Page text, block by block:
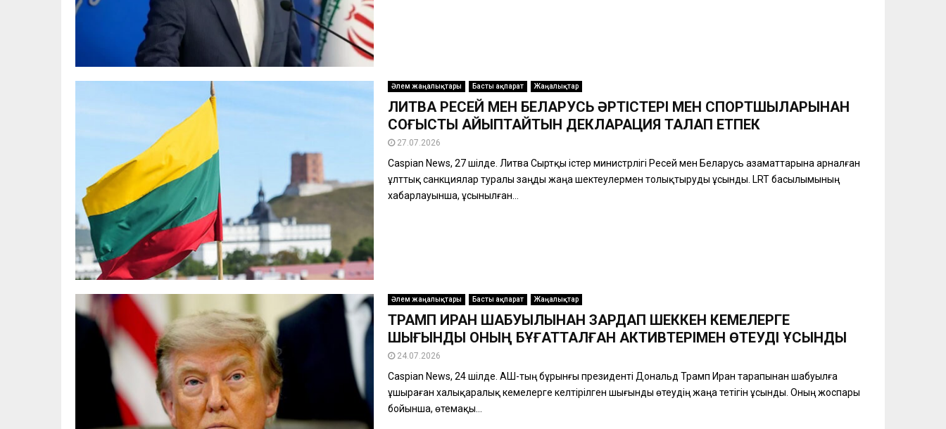
Әлем жаңалықтары Басты ақпарат Жаңалықтар
ЛИТВА РЕСЕЙ МЕН БЕЛАРУСЬ ӘРТІСТЕРІ МЕН СПОРТШЫЛАРЫНАН
СОҒЫСТЫ АЙЫПТАЙТЫН ДЕКЛАРАЦИЯ ТАЛАП ЕТПЕК
27.07.2026
Caspian News, 27 шілде. Литва Сыртқы істер министрлігі Ресей мен Беларусь азаматтарына арналған
ұлттық санкциялар туралы заңды жаңа шектеулермен толықтыруды ұсынды. LRT басылымының
хабарлауынша, ұсынылған...
Әлем жаңалықтары Басты ақпарат Жаңалықтар
ТРАМП ИРАН ШАБУЫЛЫНАН ЗАРДАП ШЕККЕН КЕМЕЛЕРГЕ
ШЫҒЫНДЫ ОНЫҢ БҰҒАТТАЛҒАН АКТИВТЕРІМЕН ӨТЕУДІ ҰСЫНДЫ
24.07.2026
Caspian News, 24 шілде. АҚШ-тың бұрынғы президенті Дональд Трамп Иран тарапынан шабуылға
ұшыраған халықаралық кемелерге келтірілген шығынды өтеудің жаңа тетігін ұсынды. Оның жоспары
бойынша, өтемақы...